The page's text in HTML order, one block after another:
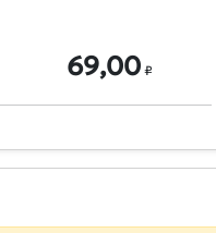
69,00 ₽